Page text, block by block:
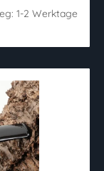
1-2 Werktage